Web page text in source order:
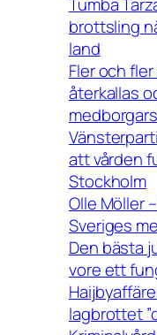
brottsling
land
Fler och
återkallas
att vården
Stockholm
Olle Möller
Sveriges
Den bästa
vore ett
lagbrottet